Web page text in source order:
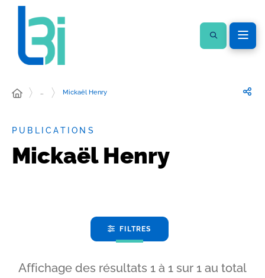
… Mickaël Henry
PUBLICATIONS
Mickaël Henry
FILTRES
Affichage des résultats 1 à 1 sur 1 au total